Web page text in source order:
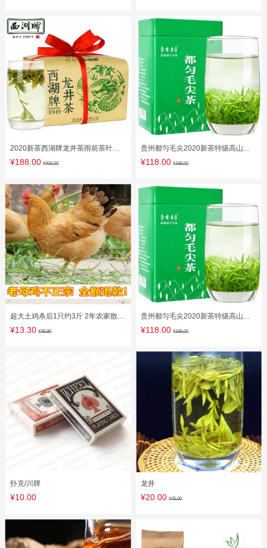
2020新茶西湖牌龙井茶雨前茶叶一
级龙井250g纸包绿茶春茶散装
¥188.00 ¥400.00
贵州都匀毛尖2020新茶特级高山云
雾绿茶明前春茶炒青散装茶叶250g
¥118.00 ¥199.00
超大土鸡杀后1只约3斤 2年农家散养
老母鸡草鸡笨鸡走地鸡 现杀
¥13.30 ¥39.90
贵州都匀毛尖2020新茶特级高山云
雾绿茶明前春茶炒青散装茶叶250g
¥118.00 ¥199.00
扑克/川牌
¥10.00
龙井
¥20.00 ¥45.00